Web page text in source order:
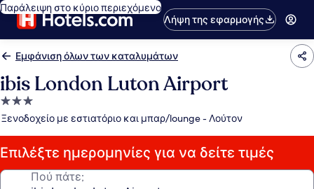
Παράλειψη στο κύριο περιεχόμενο
Λήψη της εφαρμογής
Εμφάνιση όλων των καταλυμάτων
ibis London Luton Airport
Κατάλυμα
με
αστέρια
Ξενοδοχείο με εστιατόριο και μπαρ/lounge - Λούτον
Επιλέξτε ημερομηνίες για να δείτε τιμές
Πού πάτε;